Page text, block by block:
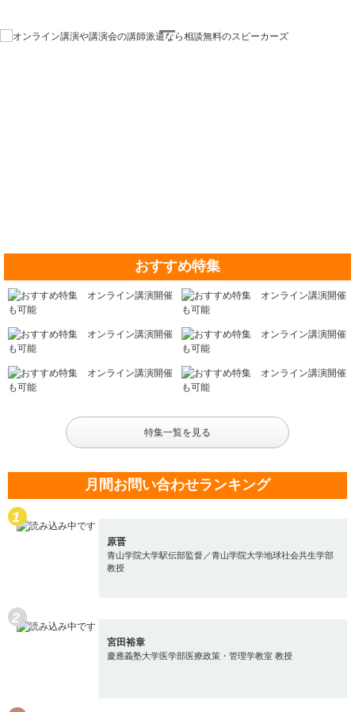
おすすめ特集
特集一覧を見る
月間お問い合わせランキング
原晋
青山学院大学駅伝部監督／青山学院大学地球社会共生学部
教授
宮田裕章
慶應義塾大学医学部医療政策・管理学教室 教授